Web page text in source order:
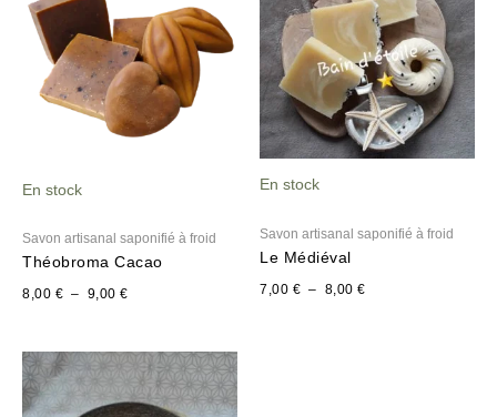
En stock
Savon artisanal saponifié à froid
Théobroma Cacao
8,00 € – 9,00 €
8,00 €
9,00 €
En stock
Savon artisanal saponifié à froid
Le Médiéval
7,00 € – 8,00 €
7,00 €
8,00 €